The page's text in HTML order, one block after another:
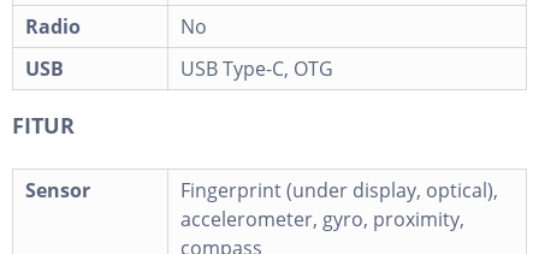
Radio
No
USB
USB Type-C, OTG
FITUR
Sensor
Fingerprint (under display, optical),
accelerometer, gyro, proximity,
compass